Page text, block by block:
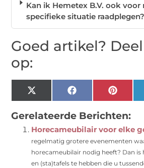
Kan ik Hemetex B.V. ook voor
specifieke situatie raadplegen?
Goed artikel?
op:
X
(Twitter)
Facebook
Gerelateerde Berichten:
Horecameubilair voor elke
regelmatig grotere evenementen
horecameubilair nodig heeft? Dan is
en (sta)tafels te hebben die u